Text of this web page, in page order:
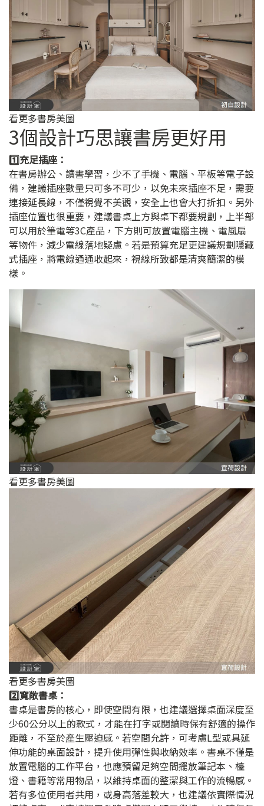
看更多書房美圖
3個設計巧思讓書房更好用
1️⃣充足插座：
在書房辦公、讀書學習，少不了手機、電腦、平板等電子設
備，建議插座數量只可多不可少，以免未來插座不足，需要
連接延長線，不僅視覺不美觀，安全上也會大打折扣。另外
插座位置也很重要，建議書桌上方與桌下都要規劃，上半部
可以用於筆電等3C產品，下方則可放置電腦主機、電風扇
等物件，減少電線落地疑慮。若是預算充足更建議規劃隱藏
式插座，將電線通通收起來，視線所致都是清爽簡潔的模
樣。
看更多書房美圖
看更多書房美圖
2️⃣寬敞書桌：
書桌是書房的核心，即使空間有限，也建議選擇桌面深度至
少60公分以上的款式，才能在打字或閱讀時保有舒適的操作
距離，不至於產生壓迫感。若空間允許，可考慮L型或具延
伸功能的桌面設計，提升使用彈性與收納效率。書桌不僅是
放置電腦的工作平台，也應預留足夠空間擺放筆記本、檯
燈、書籍等常用物品，以維持桌面的整潔與工作的流暢感。
若有多位使用者共用，或身高落差較大，也建議依實際情況